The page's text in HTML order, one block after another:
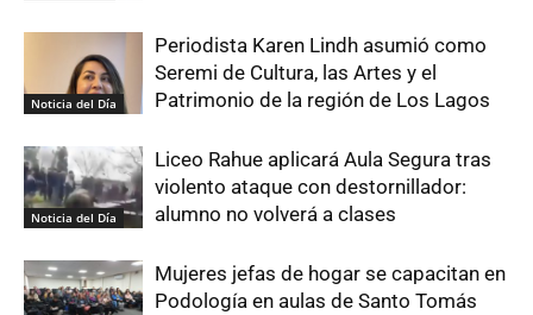
Noticia del Día
Periodista Karen Lindh asumió como
Seremi de Cultura, las Artes y el
Patrimonio de la región de Los Lagos
Noticia del Día
Liceo Rahue aplicará Aula Segura tras
violento ataque con destornillador:
alumno no volverá a clases
Mujeres jefas de hogar se capacitan en
Podología en aulas de Santo Tomás